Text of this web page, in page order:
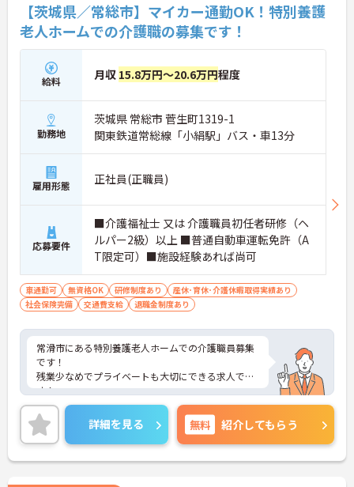
【茨城県／常総市】マイカー通勤OK！特別養護
老人ホームでの介護職の募集です！
給料 月収 15.8万円～20.6万円程度
勤務地
茨城県 常総市 菅生町1319-1
関東鉄道常総線「小絹駅」バス・車13分
雇用形態 正社員(正職員)
応募要件
■介護福祉士 又は 介護職員初任者研修（ヘ
ルパー2級）以上 ■普通自動車運転免許（A
T限定可）■施設経験あれば尚可
車通勤可 無資格OK 研修制度あり
産休･育休･介護休暇取得実績あり
社会保険完備
交通費支給 退職金制度あり
常滑市にある特別養護老人ホームでの介護職員募集
です！
残業少なめでプライベートも大切にできる求人で
す！
食費補助あり！各種福利厚生が充実しており、働き
やすい環境です！
ご興味ある方には、面接対策ポイントなど、さらに
詳細をお話しいたしますのでお気軽にご相談くださ
い！
詳細を見る 無料 紹介してもらう